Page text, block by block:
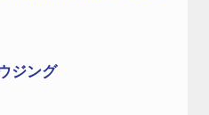
ジング